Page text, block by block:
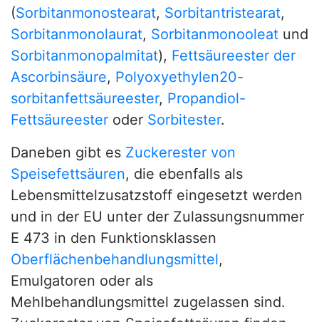
(Sorbitanmonostearat, Sorbitantristearat,
Sorbitanmonolaurat, Sorbitanmonooleat und
Sorbitanmonopalmitat), Fettsäureester der
Ascorbinsäure, Polyoxyethylen20-
sorbitanfettsäureester, Propandiol-
Fettsäureester oder Sorbitester.
Daneben gibt es Zuckerester von
Speisefettsäuren, die ebenfalls als
Lebensmittelzusatzstoff eingesetzt werden
und in der EU unter der Zulassungsnummer
E 473 in den Funktionsklassen
Oberflächenbehandlungsmittel,
Emulgatoren oder als
Mehlbehandlungsmittel zugelassen sind.